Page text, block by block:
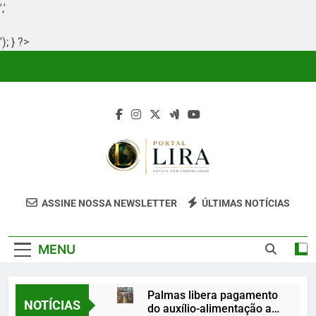
','
'); } ?>
Portal Lira
Portal Lira É Um Site Informativo
Clareza, Responsabilidade E Uma Boa
ASSINE NOSSA NEWSLETTER ÚLTIMAS NOTÍCIAS
MENU
NOTÍCIAS
Palmas libera pagamento
do auxílio-alimentação a